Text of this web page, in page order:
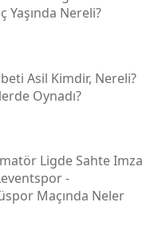
Yaşında Nereli?
Asil Kimdir, Nereli?
Oynadı?
Ligde Sahte Imza
-
Maçında Neler